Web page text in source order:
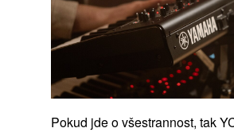
Pokud jde o všestrannost, tak